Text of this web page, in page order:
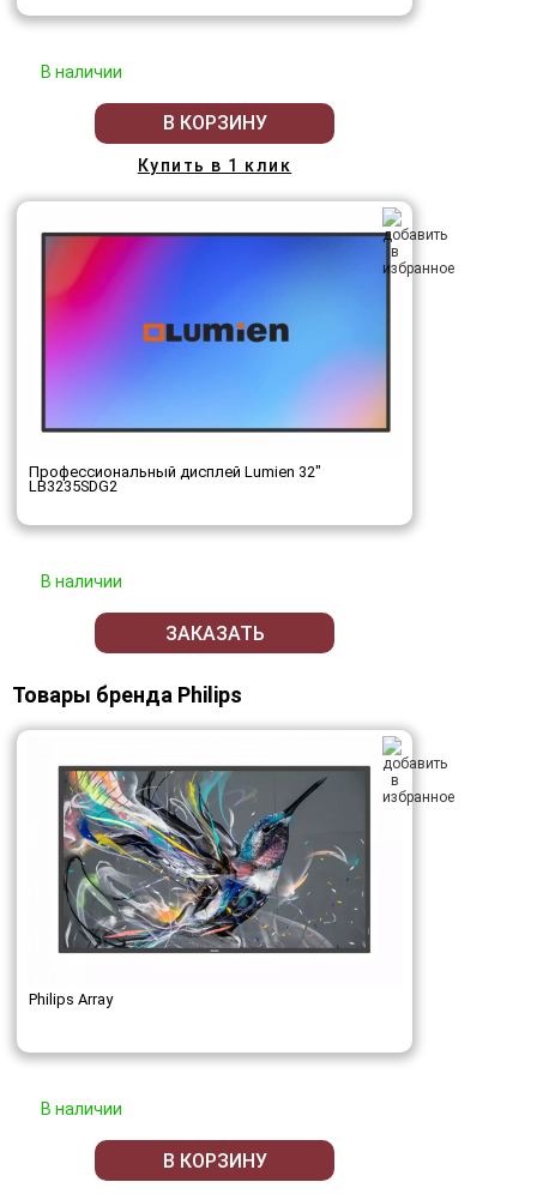
В наличии
В КОРЗИНУ
Купить в 1 клик
Профессиональный дисплей Lumien 32"
LB3235SDG2
В наличии
ЗАКАЗАТЬ
Товары бренда Philips
Philips Array
В наличии
В КОРЗИНУ